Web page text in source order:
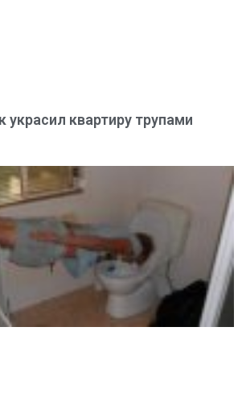
украсил квартиру трупами